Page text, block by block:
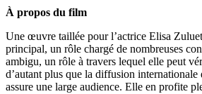
À propos du film
Une œuvre taillée pour l’actrice Elisa
principal, un rôle chargé de nombreuses
ambigu, un rôle à travers lequel elle peut
d’autant plus que la diffusion internationale
assure une large audience. Elle en profite